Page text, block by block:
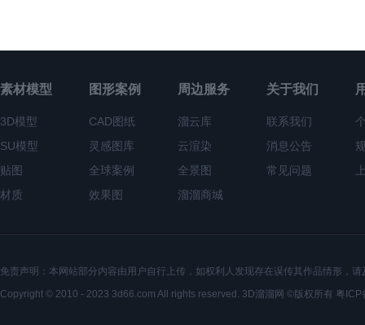
素材模型
3D模型
SU模型
贴图
材质
图形案例
CAD图纸
灵感图库
全球案例
效果图
周边服务
溜云库
云渲染
全景图
溜溜商城
关于我们
联系我们
消息公告
常见问题
免责声明：本网站部分内容由用户自行上传，如权利人发现存在误传其作品情形，
Copyright © 2010 - 2023 3d66.com All rights reserved. 3D溜溜网 ©版权所有 粤ICP